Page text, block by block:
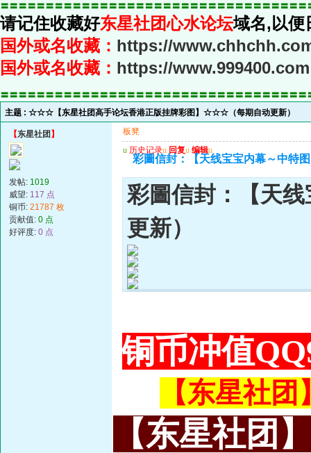
〓〓〓〓〓〓〓〓〓〓〓〓〓〓〓〓〓〓〓〓〓〓〓〓〓〓〓〓〓〓〓〓〓〓
请记住收藏好东星社团心水论坛域名,以便
国外或名收藏： https://
国外或名收藏： https://www.999400.com
〓〓〓〓〓〓〓〓〓〓〓〓〓〓〓〓〓〓〓〓〓〓〓〓〓〓〓〓〓〓〓〓〓〓
主题 : ☆☆☆【东星社团高手论坛香港正版挂牌彩图】☆☆☆（每期自动更新）
【东星社团 】
发帖: 1019
威望: 117 点
铜币: 21787 枚
贡献值: 0 点
好评度: 0 点
板凳
u 历史记录u 回复u 编辑u
彩圖信封：【天线宝宝内幕～中特
彩圖信封：【天
更新）
铜币冲值
【东星社
【东星社团